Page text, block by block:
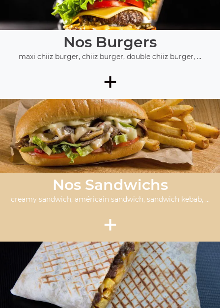
Nos Burgers
maxi chiiz burger, chiiz burger, double chiiz burger, ...
+
Nos Sandwichs
creamy sandwich, américain sandwich, sandwich kebab, ...
+